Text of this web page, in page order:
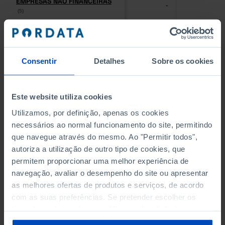
Consentir Detalhes Sobre os cookies
Este website utiliza cookies
Utilizamos, por definição, apenas os cookies
necessários ao normal funcionamento do site, permitindo
que navegue através do mesmo. Ao "Permitir todos",
autoriza a utilização de outro tipo de cookies, que
permitem proporcionar uma melhor experiência de
navegação, avaliar o desempenho do site ou apresentar
as melhores ofertas de produtos e serviços, de acordo
com as suas preferências. Se pretender escolher os
sobre cookies através da gestão de preferências ou da
(5)
(5)
-
PESSOAL AO SERVIÇO NAS
EMPRESAS NÃO FINANCEIRAS
PESSOAL AO SERVIÇO NAS
EMPRESAS NÃO FINANCEIRAS
(5)
- -
QUATRO MAIORES EMPRESAS
Empresas não financeiras
QUATRO MAIORES EMPRESAS
Empresas não financeiras
VOLUME DE NEGÓCIOS DAS
QUATRO MAIORES EMPRESAS
DO MUNICÍPIO (%)
Empresas não financeiras
VOLUME DE NEGÓCIOS DAS
QUATRO MAIORES EMPRESAS
DO MUNICÍPIO (%)
Empresas não financeiras
BANCOS, CAIXAS ECONÓMICAS
BANCOS, CAIXAS ECONÓMICAS -
CAIXAS DE CRÉDITO AGRÍCOLA
CAIXAS DE CRÉDITO AGRÍCOLA